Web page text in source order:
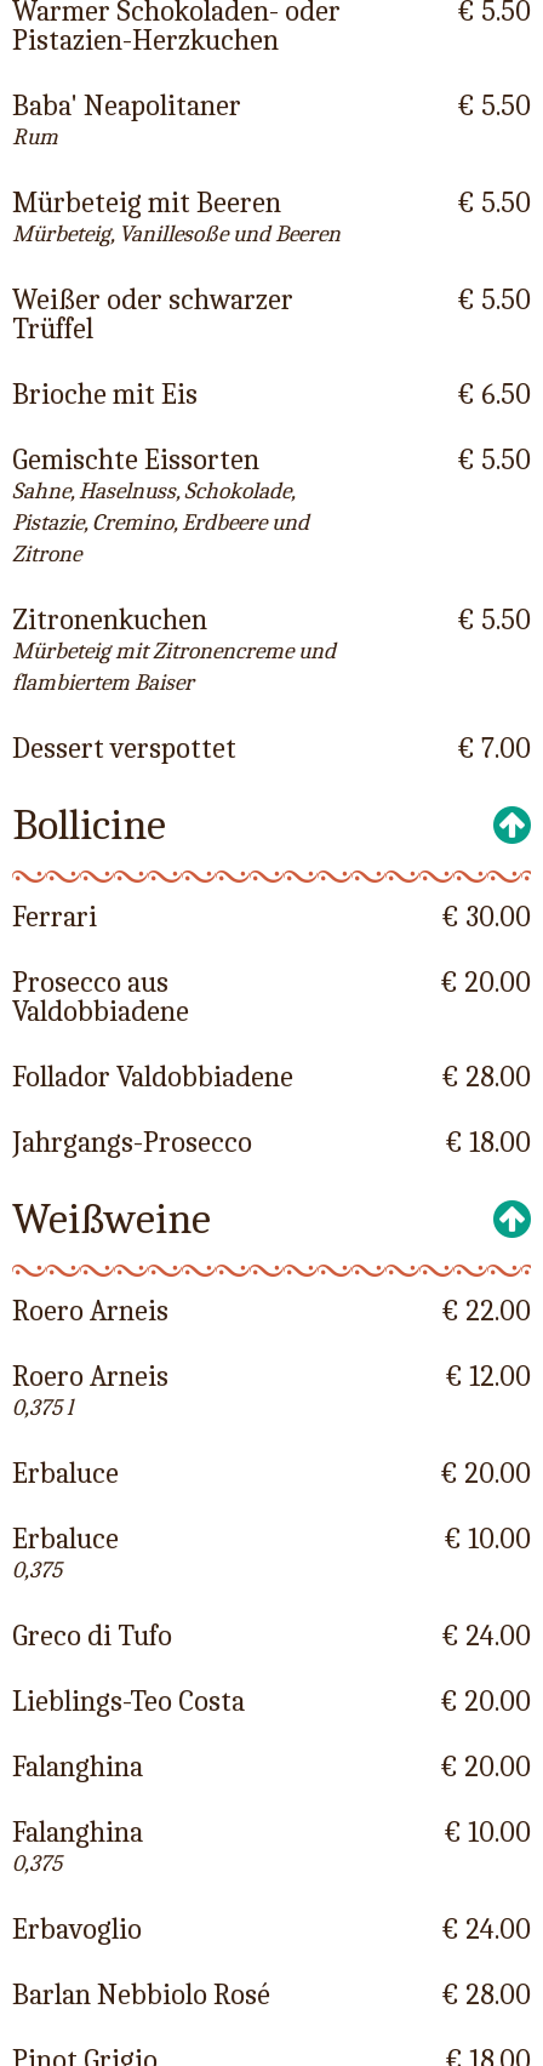
Warmer Schokoladen- oder
Pistazien-Herzkuchen
€ 5.50
Baba' Neapolitaner
Rum
€ 5.50
Mürbeteig mit Beeren
Mürbeteig, Vanillesoße und Beeren
€ 5.50
Weißer oder schwarzer
Trüffel
€ 5.50
Brioche mit Eis
€ 6.50
Gemischte Eissorten
Sahne, Haselnuss, Schokolade,
Pistazie, Cremino, Erdbeere und
Zitrone
€ 5.50
Zitronenkuchen
Mürbeteig mit Zitronencreme und
flambiertem Baiser
€ 5.50
Dessert verspottet € 7.00
Bollicine
Ferrari
€ 30.00
Prosecco aus
Valdobbiadene
€ 20.00
Follador Valdobbiadene
€ 28.00
Jahrgangs-Prosecco
€ 18.00
Weißweine
Roero Arneis
€ 22.00
Roero Arneis
0,375 l
€ 12.00
Erbaluce
€ 20.00
Erbaluce
0,375
€ 10.00
Greco di Tufo
€ 24.00
Lieblings-Teo Costa
€ 20.00
Falanghina
€ 20.00
Falanghina
0,375
€ 10.00
Erbavoglio
€ 24.00
Barlan Nebbiolo Rosé
€ 28.00